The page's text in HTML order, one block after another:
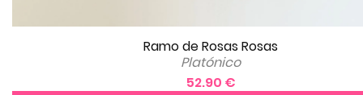
Ramo de Rosas Rosas
Platónico
52.90 €